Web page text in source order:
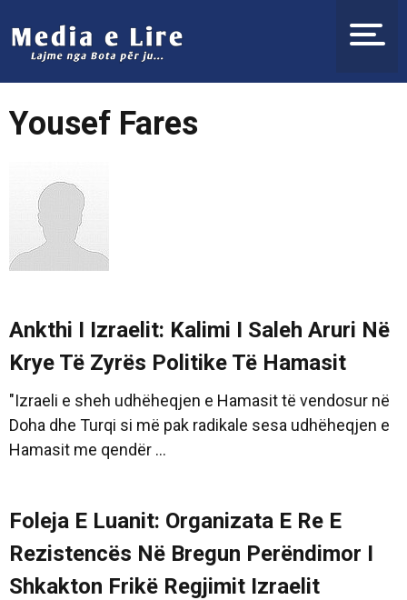
Yousef Fares
Ankthi I Izraelit: Kalimi I Saleh Aruri Në
Krye Të Zyrës Politike Të Hamasit
"Izraeli e sheh udhëheqjen e Hamasit të vendosur në
Doha dhe Turqi si më pak radikale sesa udhëheqjen e
Hamasit me qendër ...
Foleja E Luanit: Organizata E Re E
Rezistencës Në Bregun Perëndimor I
Shkakton Frikë Regjimit Izraelit